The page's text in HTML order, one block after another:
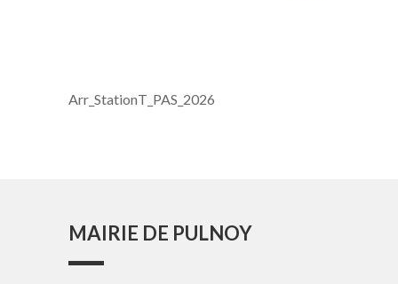
Arr_StationT_PAS_2026
MAIRIE DE PULNOY